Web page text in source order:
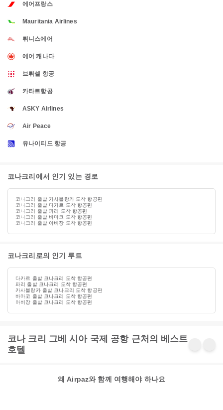
에어프랑스
Mauritania Airlines
튀니스에어
에어 캐나다
브뤼셀 항공
카타르항공
ASKY Airlines
Air Peace
유나이티드 항공
코나크리에서 인기 있는 경로
코나크리 출발 카사블랑카 도착 항공편
코나크리 출발 다카르 도착 항공편
코나크리 출발 파리 도착 항공편
코나크리 출발 바마코 도착 항공편
코나크리 출발 아비장 도착 항공편
코나크리로의 인기 루트
다카르 출발 코나크리 도착 항공편
파리 출발 코나크리 도착 항공편
카사블랑카 출발 코나크리 도착 항공편
바마코 출발 코나크리 도착 항공편
아비장 출발 코나크리 도착 항공편
코나 크리 그베 시아 국제 공항 근처의 베스트
호텔
왜 Airpaz와 함께 여행해야 하나요